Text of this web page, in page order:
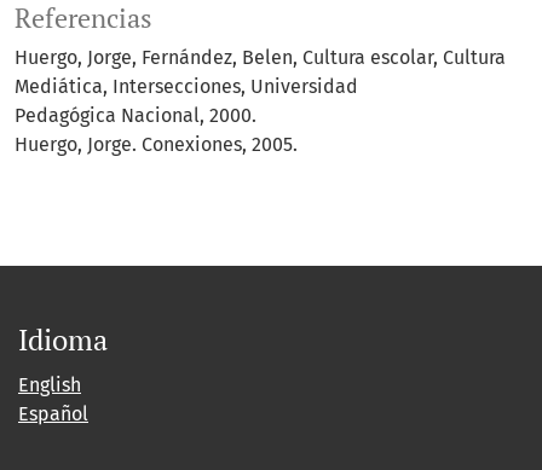
Referencias
Huergo, Jorge, Fernández, Belen, Cultura escolar, Cultura
Mediática, Intersecciones, Universidad
Pedagógica Nacional, 2000.
Huergo, Jorge. Conexiones, 2005.
Idioma
English
Español